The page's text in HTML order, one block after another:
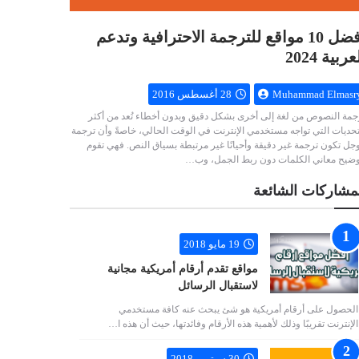
أفضل 10 مواقع للترجمة الاحترافية وتدعم
2024
Muhammad 28 أغسطس 2016
النصوص من لغة إلى أخرى بشكل دقيق وبدون أخطاء تُعد من أكثر
التي تواجه مستخدمي الإنترنت في الوقت الحالي، خاصةً وأن ترجمة
تكون ترجمة غير دقيقة وأحيانًا غير مرتبطة بسياق النص. فهي تقوم
معاني الكلمات دون ربط الجمل، وب…
الشائعة
19 مايو 2018
مواقع تقدم أرقام أمريكية مجانية
لاستقبال الرسائل
الحصول على أرقام أمريكية هو شئ يبحث عنه كافة مستخدمي
الإنترنت تقريبًا وذلك لأهمية هذه الأرقام وفائدتها، حيث أن هذه ا…